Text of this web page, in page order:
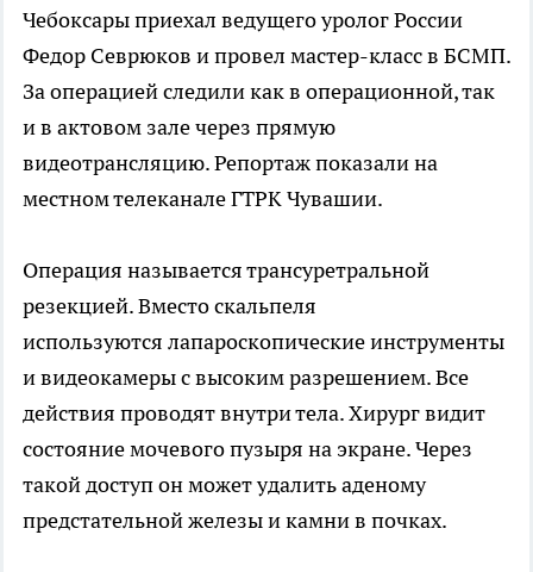
Чебоксары приехал ведущего уролог России
Федор Севрюков и провел мастер-класс в БСМП.
За операцией следили как в операционной, так
и в актовом зале через прямую
видеотрансляцию. Репортаж показали на
местном телеканале ГТРК Чувашии.
Операция называется трансуретральной
резекцией. Вместо скальпеля
используются лапароскопические инструменты
и видеокамеры с высоким разрешением. Все
действия проводят внутри тела. Хирург видит
состояние мочевого пузыря на экране. Через
такой доступ он может удалить аденому
предстательной железы и камни в почках.